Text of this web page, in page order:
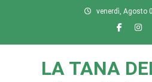
venerdì, Agosto
LA TANA